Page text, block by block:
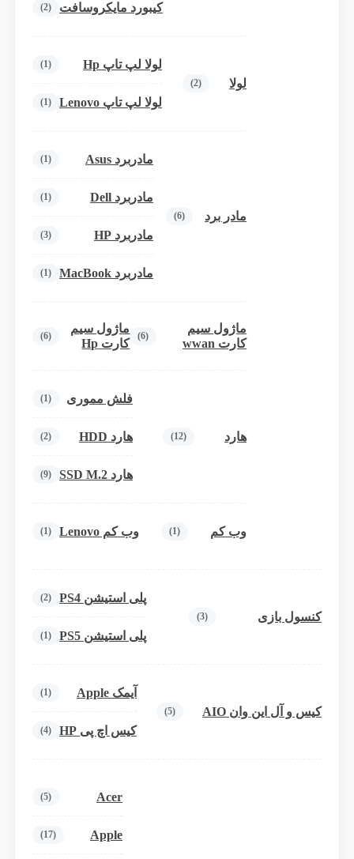
کیبورد مایکروسافت (2)
لولا (2)
لولا لپ تاپ Hp (1)
لولا لپ تاپ Lenovo (1)
مادر برد (6)
مادربرد Asus (1)
مادربرد Dell (1)
مادربرد HP (3)
مادربرد MacBook (1)
ماژول سیم
کارت wwan
(6)
ماژول سیم
کارت Hp
(6)
هارد (12)
فلش مموری (1)
هارد HDD (2)
هارد SSD M.2 (9)
وب کم (1) وب کم Lenovo (1)
کنسول بازی (3)
پلی استیشن PS4 (2)
پلی استیشن PS5 (1)
کیس و آل این وان AIO (5)
آیمک Apple (1)
کیس اچ پی HP (4)
Acer
(5)
Apple
(17)